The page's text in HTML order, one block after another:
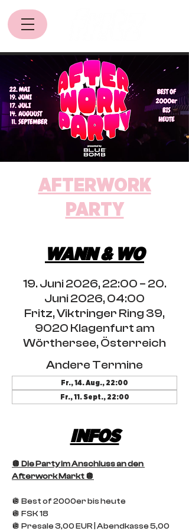
AFTERWORK
PARTY
WANN & WO
19. Juni 2026, 22:00 – 20.
Juni 2026, 04:00
Fritz, Viktringer Ring 39,
9020 Klagenfurt am
Wörthersee, Österreich
Andere Termine
Fr., 14. Aug., 22:00
Fr., 11. Sept., 22:00
INFOS
🪩 Die Party im Anschluss an den
Afterwork Markt 🪩
🪩 Best of 2000er bis heute
🪩 FSK 18
🪩 Presale 3,00 EUR | Abendkasse 5,00